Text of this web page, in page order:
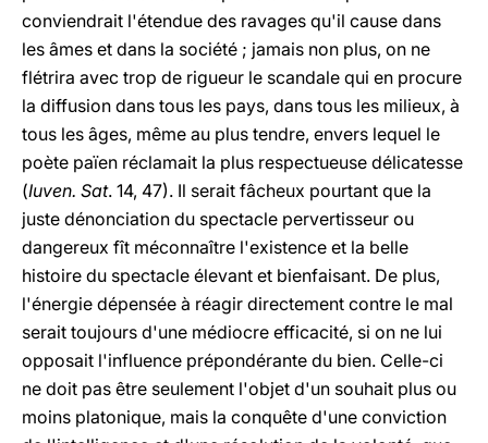
conviendrait l'étendue des ravages qu'il cause dans
les âmes et dans la société ; jamais non plus, on ne
flétrira avec trop de rigueur le scandale qui en procure
la diffusion dans tous les pays, dans tous les milieux, à
tous les âges, même au plus tendre, envers lequel le
poète païen réclamait la plus respectueuse délicatesse
(Iuven. Sat. 14, 47). Il serait fâcheux pourtant que la
juste dénonciation du spectacle pervertisseur ou
dangereux fît méconnaître l'existence et la belle
histoire du spectacle élevant et bienfaisant. De plus,
l'énergie dépensée à réagir directement contre le mal
serait toujours d'une médiocre efficacité, si on ne lui
opposait l'influence prépondérante du bien. Celle-ci
ne doit pas être seulement l'objet d'un souhait plus ou
moins platonique, mais la conquête d'une conviction